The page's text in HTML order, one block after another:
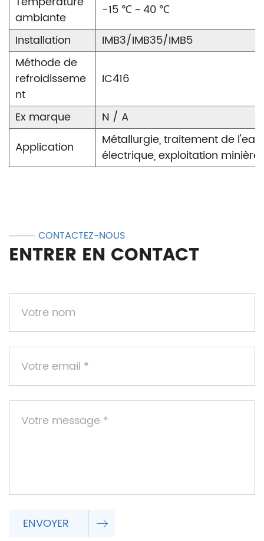
ambiante
-15 ℃ ~ 40 ℃
Installation
IMB3/IMB35/IMB5
Méthode de
refroidisseme
nt
IC416
Ex marque
N / A
Application
Métallurgie, traitement de
électrique, exploitation
CONTACTEZ-NOUS
ENTRER EN CONTACT
ENVOYER